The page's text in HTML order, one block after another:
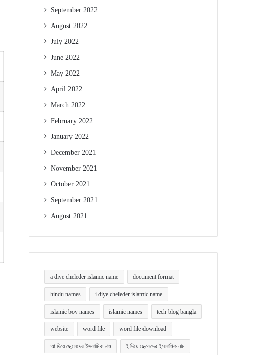
September 2022
August 2022
July 2022
June 2022
May 2022
April 2022
March 2022
February 2022
January 2022
December 2021
November 2021
October 2021
September 2021
August 2021
a diye cheleder islamic name document format
hindu names i diye cheleder islamic name
islamic boy names islamic names tech blog bangla
website word file word file download
আ দিয়ে ছেলেদের ইসলামিক নাম ই দিয়ে ছেলেদের ইসলামিক নাম